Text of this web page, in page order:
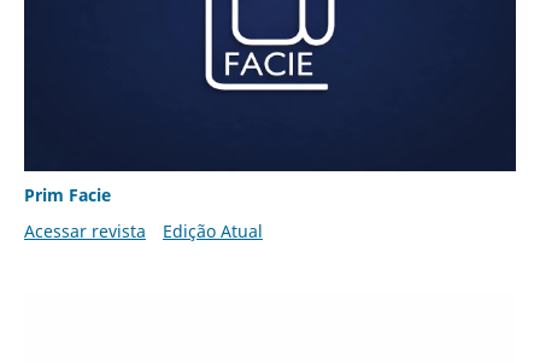
Prim Facie
Acessar revista
Edição Atual